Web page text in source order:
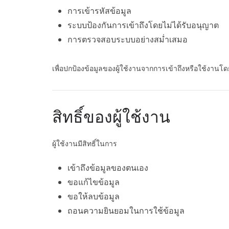
การเข้ารหัสข้อมูล
ระบบป้องกันการเข้าถึงโดยไม่ได้รับอนุญาต
การตรวจสอบระบบอย่างสม่ำเสมอ
เพื่อปกป้องข้อมูลของผู้ใช้งานจากการเข้าถึงหรือใช้งานโ
สิทธิ์ของผู้ใช้งาน
ผู้ใช้งานมีสิทธิ์ในการ
เข้าถึงข้อมูลของตนเอง
ขอแก้ไขข้อมูล
ขอให้ลบข้อมูล
ถอนความยินยอมในการใช้ข้อมูล